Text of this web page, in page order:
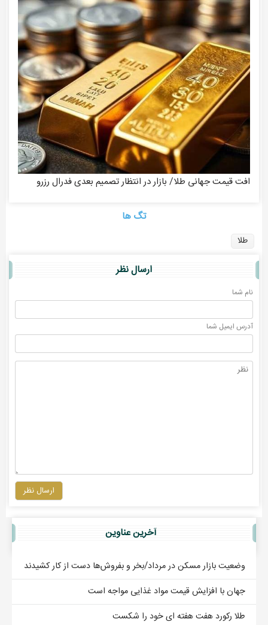
افت قیمت جهانی طلا/ بازار در انتظار تصمیم بعدی فدرال رزرو
تگ ها
طلا
ارسال نظر
نام شما
آدرس ايميل شما
ارسال نظر
آخرين عناوين
وضعیت بازار مسکن در مرداد/بخر و بفروش‌ها دست از کار کشیدند
جهان با افزایش قیمت مواد غذایی مواجه است
طلا رکورد هفت هفته ای خود را شکست